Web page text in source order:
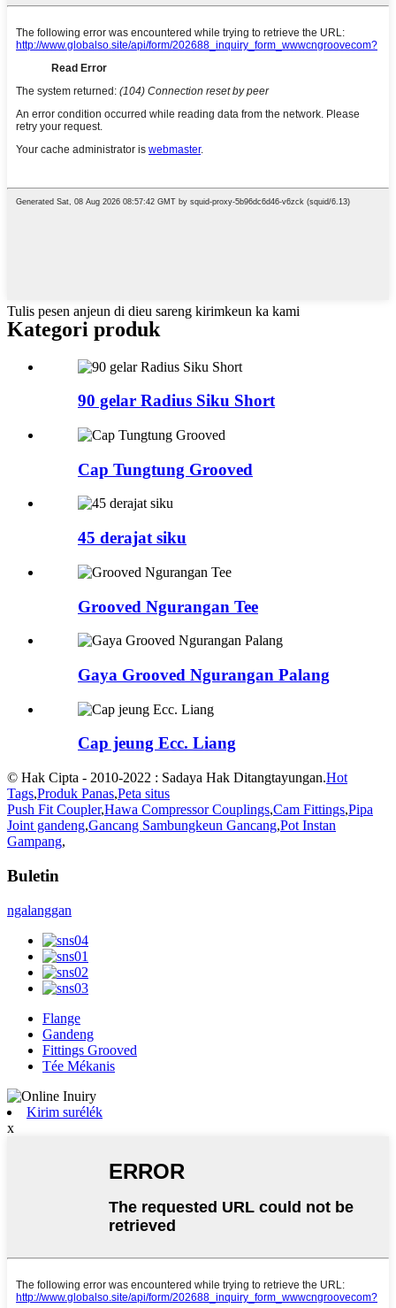
Tulis pesen anjeun di dieu sareng kirimkeun ka kami
Kategori produk
90 gelar Radius Siku Short
Cap Tungtung Grooved
45 derajat siku
Grooved Ngurangan Tee
Gaya Grooved Ngurangan Palang
Cap jeung Ecc. Liang
© Hak Cipta - 2010-2022 : Sadaya Hak Ditangtayungan.Hot
Tags,Produk Panas,Peta situs
Push Fit Coupler,Hawa Compressor Couplings,Cam Fittings,Pipa
Joint gandeng,Gancang Sambungkeun Gancang,Pot Instan
Gampang,
Buletin
ngalanggan
Flange
Gandeng
Fittings Grooved
Tée Mékanis
Kirim surélék
x